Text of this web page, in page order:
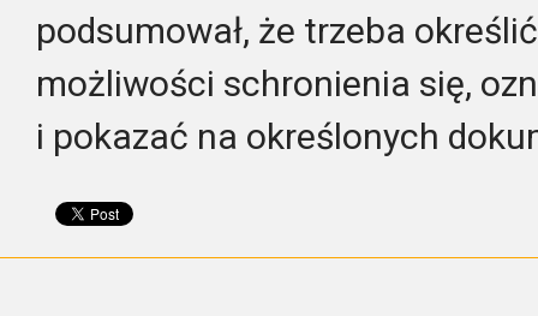
podsumował, że trzeba
możliwości schronienia się,
i pokazać na określonych